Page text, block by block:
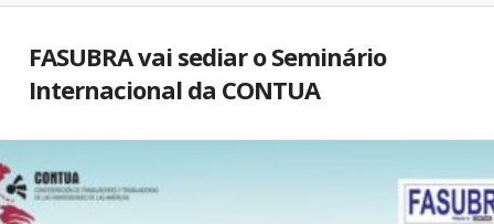
FASUBRA vai sediar o Seminário
Internacional da CONTUA